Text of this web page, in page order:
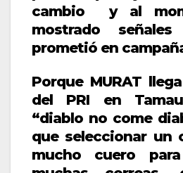
cambio y al
mostrado
prometió en
Porque MURAT
del PRI en
“diablo no come
que seleccionar un
mucho cuero